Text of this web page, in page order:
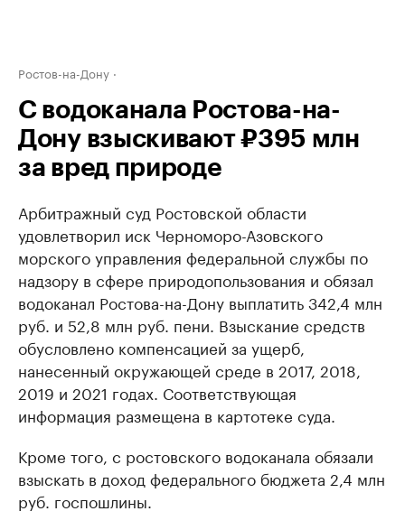
Ростов-на-Дону
С водоканала Ростова-на-
Дону взыскивают ₽395 млн
за вред природе
Арбитражный суд Ростовской области
удовлетворил иск Черноморо-Азовского
морского управления федеральной службы по
надзору в сфере природопользования и обязал
водоканал Ростова-на-Дону выплатить 342,4 млн
руб. и 52,8 млн руб. пени. Взыскание средств
обусловлено компенсацией за ущерб,
нанесенный окружающей среде в 2017, 2018,
2019 и 2021 годах. Соответствующая
информация размещена в картотеке суда.
Кроме того, с ростовского водоканала обязали
взыскать в доход федерального бюджета 2,4 млн
руб. госпошлины.